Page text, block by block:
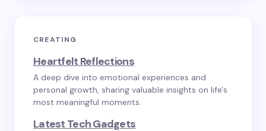
CREATING
Heartfelt Reflections
A deep dive into emotional experiences and
personal growth, sharing valuable insights on life's
most meaningful moments.
Latest Tech Gadgets